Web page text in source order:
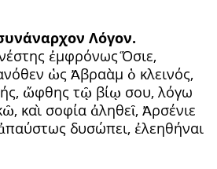
Λόγον.
ἐμφρόνως Ὅσιε,
ὡς Ἀβραὰμ ὁ κλεινός,
ὤφθης τῷ βίῳ σου, λόγω
καὶ σοφία ἀληθεῖ, Ἀρσένιε
δυσώπει, ἐλεηθήναι